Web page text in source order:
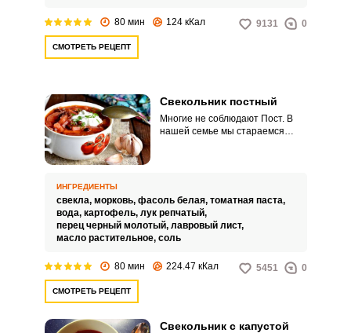
80 мин 124 кКал 9131 0
СМОТРЕТЬ РЕЦЕПТ
Свекольник постный
Многие не соблюдают Пост. В
нашей семье мы стараемся
ИНГРЕДИЕНТЫ
свекла, морковь, фасоль белая, томатная паста,
вода, картофель, лук репчатый,
перец черный молотый, лавровый лист,
масло растительное, соль
80 мин 224.47 кКал 5451 0
СМОТРЕТЬ РЕЦЕПТ
Свекольник с капустой